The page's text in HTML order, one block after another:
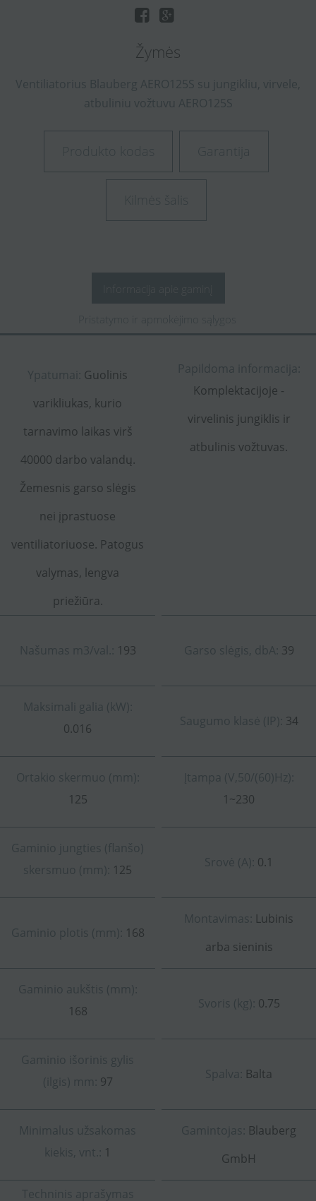
Žymės
Ventiliatorius Blauberg AERO125S su jungikliu, virvele,
atbuliniu vožtuvu AERO125S
Produkto kodas Garantija
Kilmės šalis
Pristatymo ir apmokėjimo sąlygos
Ypatumai: Guolinis
varikliukas, kurio
tarnavimo laikas virš
40000 darbo valandų.
Žemesnis garso slėgis
nei įprastuose
ventiliatoriuose. Patogus
valymas, lengva
priežiūra.
Papildoma informacija:
Komplektacijoje -
virvelinis jungiklis ir
atbulinis vožtuvas.
Našumas m3/val.: 193 Garso slėgis, dbA: 39
Maksimali galia (kW):
0.016
Saugumo klasė (IP): 34
Ortakio skermuo (mm):
125
Įtampa (V,50/(60)Hz):
1~230
Gaminio jungties (flanšo)
skersmuo (mm): 125 Srovė (A): 0.1
Gaminio plotis (mm): 168
Montavimas: Lubinis
arba sieninis
Gaminio aukštis (mm):
168
Svoris (kg): 0.75
Gaminio išorinis gylis
(ilgis) mm: 97 Spalva: Balta
Minimalus užsakomas
kiekis, vnt.: 1
Gamintojas: Blauberg
GmbH
Techninis aprašymas